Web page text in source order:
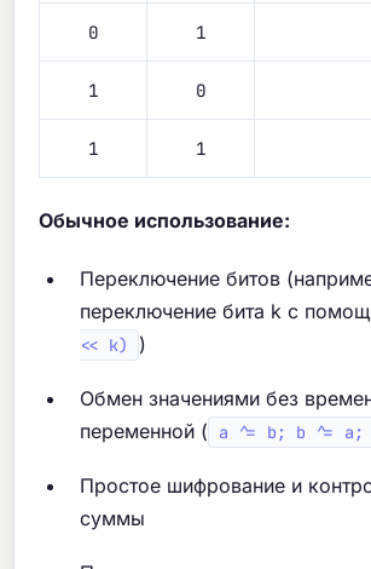
0 1
1 0
1 1
Обычное использование:
Переключение битов
переключение бита k с
<< k)
)
Обмен значениями без
переменной (
a ^= b; b ^= a;
Простое шифрование и
суммы